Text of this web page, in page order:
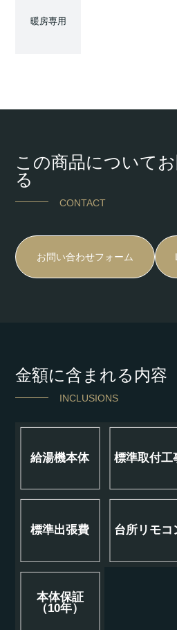
暖房専用
この商品について
る
CONTACT
お問い合わせフォーム
金額に含まれる内容
INCLUSIONS
給湯機本体 標準取付工
標準出張費 台所リモコ
本体保証
（10年）